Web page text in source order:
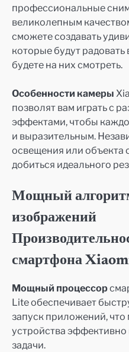
профессиональные
великолепным
сможете создавать
которые будут
будете на них смотреть.
Особенности камеры
позволят вам играть с
эффектами, чтобы
и выразительным.
освещения или объекта
добиться идеального
Мощный
изображений
смартфона
Мощный процессор
Lite обеспечивает
запуск приложений, что
устройства
задачи.